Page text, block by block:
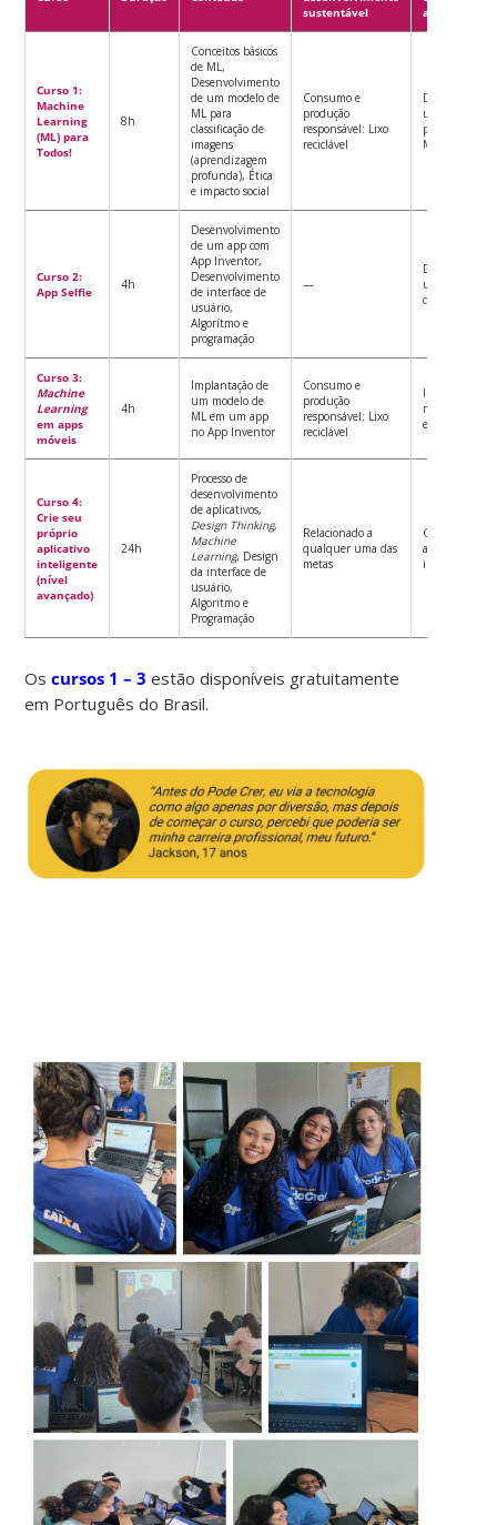
sustentável
Curso 1:
Machine
Learning
(ML) para
Todos!
8h
Conceitos básicos
de ML,
Desenvolvimento
de um modelo de
ML para
classificação de
imagens
(aprendizagem
profunda), Ética
e impacto social
Consumo e
produção
responsável: Lixo
reciclável
Desenvolver
um modelo
pré-definido
ML
Curso 2:
App Selfie
4h
Desenvolvimento
de um app com
App Inventor,
Desenvolvimento
de interface de
usuário,
Algorítmo e
programação
—
Desenvolver
um app pré-
definido
Curso 3:
Machine
Learning
em apps
móveis
4h
Implantação de
um modelo de
ML em um app
no App Inventor
Consumo e
produção
responsável: Lixo
reciclável
Implantar um
modelo de ML
em um app
Curso 4:
Crie seu
próprio
aplicativo
inteligente
(nível
avançado)
24h
Processo de
desenvolvimento
de aplicativos,
Design Thinking,
Machine
Learning, Design
da interface de
usuário,
Algoritmo e
Programação
Relacionado a
qualquer uma das
metas
Criar um novo
aplicativo
inteligente
Oscursos 1 – 3 estão disponíveis gratuitamente
em Português do Brasil.